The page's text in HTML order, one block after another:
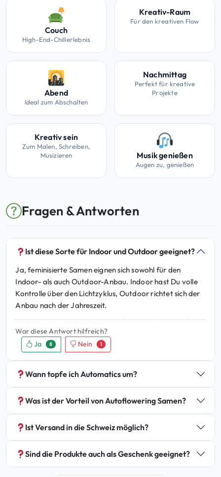
Couch
High-End-Chillerlebnis
Kreativ-Raum
Für den kreativen Flow
Abend
Ideal zum Abschalten
Nachmittag
Perfekt für kreative
Projekte
Kreativ sein
Zum Malen, Schreiben,
Musizieren
Musik genießen
Augen zu, genießen
Fragen & Antworten
Ist diese Sorte für Indoor und Outdoor geeignet?
Ja, feminisierte Samen eignen sich sowohl für den
Indoor- als auch Outdoor-Anbau. Indoor hast Du volle
Kontrolle über den Lichtzyklus, Outdoor richtet sich der
Anbau nach der Jahreszeit.
War diese Antwort hilfreich?
Ja
8 Nein 1
Wann topfe ich Automatics um?
Was ist der Vorteil von Autoflowering Samen?
Ist Versand in die Schweiz möglich?
Sind die Produkte auch als Geschenk geeignet?